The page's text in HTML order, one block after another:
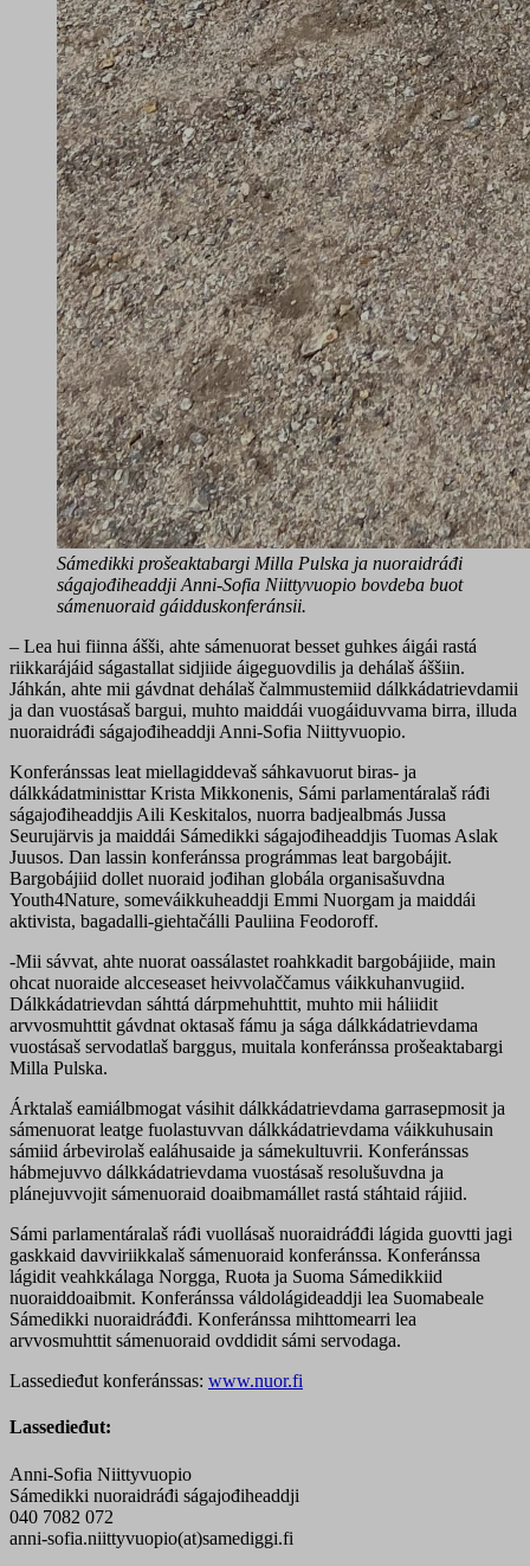
Sámedikki prošeaktabargi Milla Pulska ja nuoraidráđi
ságajođiheaddji Anni-Sofia Niittyvuopio bovdeba buot
sámenuoraid gáidduskonferánsii.
– Lea hui fiinna ášši, ahte sámenuorat besset guhkes áigái rastá
riikkarájáid ságastallat sidjiide áigeguovdilis ja dehálaš áššiin.
Jáhkán, ahte mii gávdnat dehálaš čalmmustemiid dálkkádatrievdamii
ja dan vuostásaš bargui, muhto maiddái vuogáiduvvama birra, illuda
nuoraidráđi ságajođiheaddji Anni-Sofia Niittyvuopio.
Konferánssas leat miellagiddevaš sáhkavuorut biras- ja
dálkkádatministtar Krista Mikkonenis, Sámi parlamentáralaš ráđi
ságajođiheaddjis Aili Keskitalos, nuorra badjealbmás Jussa
Seurujärvis ja maiddái Sámedikki ságajođiheaddjis Tuomas Aslak
Juusos. Dan lassin konferánssa prográmmas leat bargobájit.
Bargobájiid dollet nuoraid jođihan globála organisašuvdna
Youth4Nature, someváikkuheaddji Emmi Nuorgam ja maiddái
aktivista, bagadalli-giehtačálli Pauliina Feodoroff.
-Mii sávvat, ahte nuorat oassálastet roahkkadit bargobájiide, main
ohcat nuoraide alcceseaset heivvolaččamus váikkuhanvugiid.
Dálkkádatrievdan sáhttá dárpmehuhttit, muhto mii háliidit
arvvosmuhttit gávdnat oktasaš fámu ja sága dálkkádatrievdama
vuostásaš servodatlaš barggus, muitala konferánssa prošeaktabargi
Milla Pulska.
Árktalaš eamiálbmogat vásihit dálkkádatrievdama garrasepmosit ja
sámenuorat leatge fuolastuvvan dálkkádatrievdama váikkuhusain
sámiid árbevirolaš ealáhusaide ja sámekultuvrii. Konferánssas
hábmejuvvo dálkkádatrievdama vuostásaš resolušuvdna ja
plánejuvvojit sámenuoraid doaibmamállet rastá stáhtaid rájiid.
Sámi parlamentáralaš ráđi vuollásaš nuoraidráđđi lágida guovtti jagi
gaskkaid davviriikkalaš sámenuoraid konferánssa. Konferánssa
lágidit veahkkálaga Norgga, Ruoŧa ja Suoma Sámedikkiid
nuoraiddoaibmit. Konferánssa váldolágideaddji lea Suomabeale
Sámedikki nuoraidráđđi. Konferánssa mihttomearri lea
arvvosmuhttit sámenuoraid ovddidit sámi servodaga.
Lassedieđut konferánssas: www.nuor.fi
Lassedieđut:
Anni-Sofia Niittyvuopio
Sámedikki nuoraidráđi ságajođiheaddji
040 7082 072
anni-sofia.niittyvuopio(at)samediggi.fi